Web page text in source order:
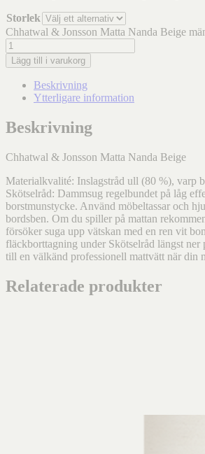
Storlek
Chhatwal & Jonsson Matta Nanda Beige
Lägg till i varukorg
Beskrivning
Ytterligare information
Beskrivning
Chhatwal & Jonsson Matta Nanda Beige
Materialkvalité: Inslagstråd ull (80 %), varp
Skötselråd: Dammsug regelbundet på låg
borstmunstycke. Använd möbeltassar och
bordsben. Om du spiller på mattan
försöker suga upp vätskan med en ren vit
fläckborttagning under Skötselråd längst ner
till en välkänd professionell mattvätt när din
Relaterade produkter